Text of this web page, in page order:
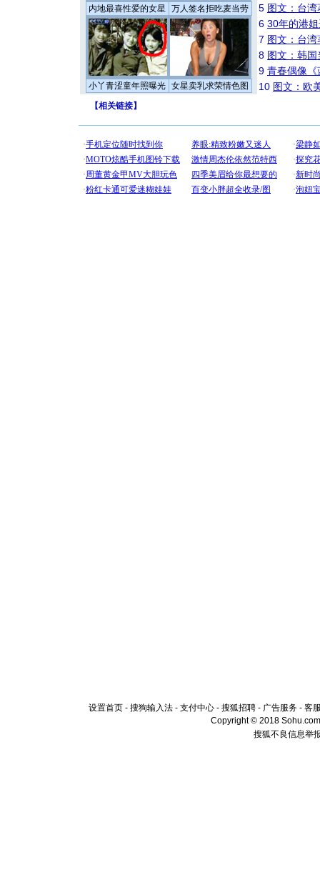
内地最喜性爱的女星 万人签名拒吃麦当劳
小丫青涩童年照曝光 女星卖乳求荣情色图
5 图文：台
6 30年的港
7 图文：台
8 图文：韩
9 青春偶像《
10 图文：欧
【相关链接】
设置首页 - 搜狗输入法 - 支付中心 - 搜狐招聘 - 广告服务 - 客
Copyright © 2018
搜狐不良信息举